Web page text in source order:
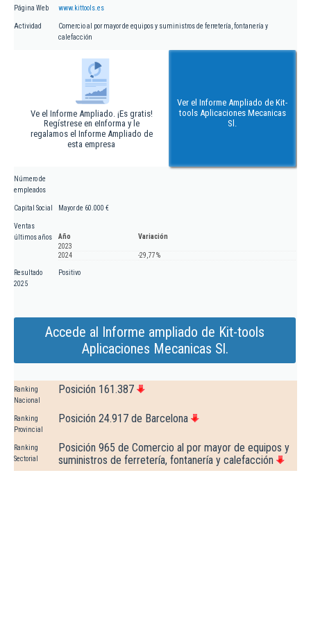
Página Web www.kittools.es
Actividad
Comercio al por mayor de equipos y suministros de ferretería, fontanería y
calefacción
Ve el Informe Ampliado. ¡Es gratis!
Regístrese en eInforma y le
regalamos el Informe Ampliado de
esta empresa
Ver el Informe Ampliado de Kit-
tools Aplicaciones Mecanicas
Sl.
Número de
empleados
Capital Social Mayor de 60.000 €
Ventas
últimos años
Año
Variación
2023
2024
-29,77 %
Resultado
2025
Positivo
Accede al Informe ampliado de Kit-tools
Aplicaciones Mecanicas Sl.
Ranking
Nacional
Posición 161.387
Ranking
Provincial
Posición 24.917 de Barcelona
Ranking
Sectorial
Posición 965 de Comercio al por mayor de equipos y
suministros de ferretería, fontanería y calefacción